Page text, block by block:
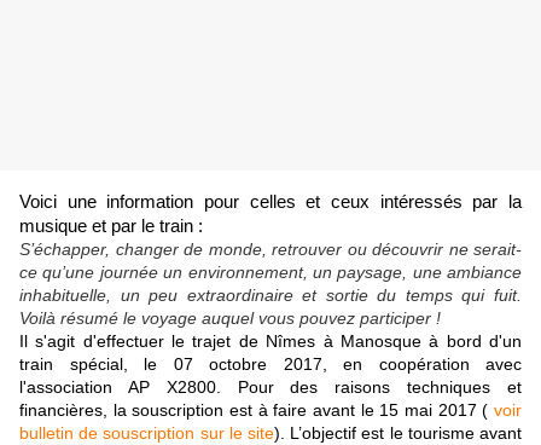
Voici une information pour celles et ceux intéressés par la
musique et par le train :
S’échapper, changer de monde, retrouver ou découvrir ne serait-
ce qu’une journée un environnement, un paysage, une ambiance
inhabituelle, un peu extraordinaire et sortie du temps qui fuit.
Voilà résumé le voyage auquel vous pouvez participer !
Il s'agit d'effectuer le trajet de Nîmes à Manosque à bord d'un
train spécial, le 07 octobre 2017, en coopération avec
l'association AP X2800. Pour des raisons techniques et
financières, la souscription est à faire avant le 15 mai 2017 ( voir
bulletin de souscription sur le site). L’objectif est le tourisme avant